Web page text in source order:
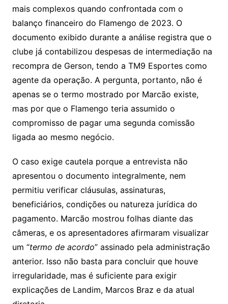
mais complexos quando confrontada com o
balanço financeiro do Flamengo de 2023. O
documento exibido durante a análise registra que o
clube já contabilizou despesas de intermediação na
recompra de Gerson, tendo a TM9 Esportes como
agente da operação. A pergunta, portanto, não é
apenas se o termo mostrado por Marcão existe,
mas por que o Flamengo teria assumido o
compromisso de pagar uma segunda comissão
ligada ao mesmo negócio.
O caso exige cautela porque a entrevista não
apresentou o documento integralmente, nem
permitiu verificar cláusulas, assinaturas,
beneficiários, condições ou natureza jurídica do
pagamento. Marcão mostrou folhas diante das
câmeras, e os apresentadores afirmaram visualizar
um “termo de acordo” assinado pela administração
anterior. Isso não basta para concluir que houve
irregularidade, mas é suficiente para exigir
explicações de Landim, Marcos Braz e da atual